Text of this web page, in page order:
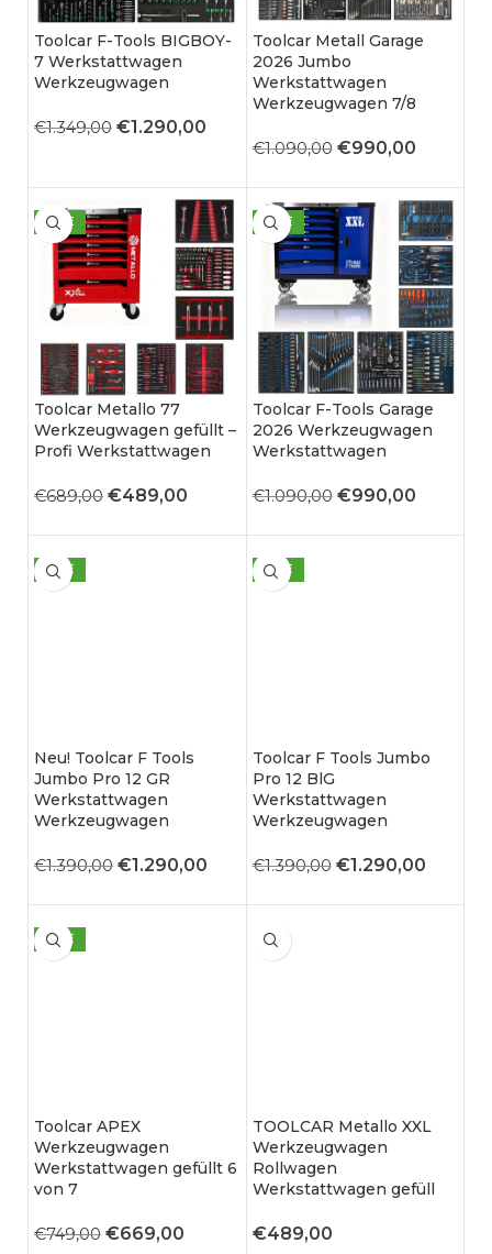
Toolcar F-Tools BIGBOY-
7 Werkstattwagen
Werkzeugwagen
€1.349,00 €1.290,00
Toolcar Metall Garage
2026 Jumbo
Werkstattwagen
Werkzeugwagen 7/8
€1.090,00 €990,00
SALE
Toolcar Metallo 77
Werkzeugwagen gefüllt –
Profi Werkstattwagen
€689,00 €489,00
SALE
Toolcar F-Tools Garage
2026 Werkzeugwagen
Werkstattwagen
€1.090,00 €990,00
SALE
Neu! Toolcar F Tools
Jumbo Pro 12 GR
Werkstattwagen
Werkzeugwagen
€1.390,00 €1.290,00
SALE
Toolcar F Tools Jumbo
Pro 12 BlG
Werkstattwagen
Werkzeugwagen
€1.390,00 €1.290,00
SALE
Toolcar APEX
Werkzeugwagen
Werkstattwagen gefüllt 6
von 7
€749,00 €669,00
TOOLCAR Metallo XXL
Werkzeugwagen
Rollwagen
Werkstattwagen gefüll
€489,00